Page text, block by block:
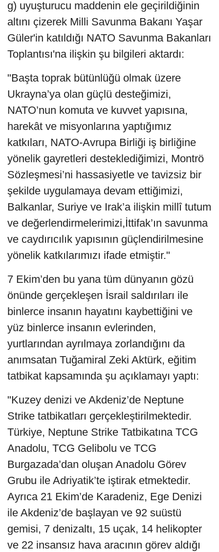
g) uyuşturucu maddenin ele geçirildiğinin
altını çizerek Milli Savunma Bakanı Yaşar
Güler'in katıldığı NATO Savunma Bakanları
Toplantısı'na ilişkin şu bilgileri aktardı:
"Başta toprak bütünlüğü olmak üzere
Ukrayna’ya olan güçlü desteğimizi,
NATO’nun komuta ve kuvvet yapısına,
harekât ve misyonlarına yaptığımız
katkıları, NATO-Avrupa Birliği iş birliğine
yönelik gayretleri desteklediğimizi, Montrö
Sözleşmesi’ni hassasiyetle ve tavizsiz bir
şekilde uygulamaya devam ettiğimizi,
Balkanlar, Suriye ve Irak’a ilişkin millî tutum
ve değerlendirmelerimizi,İttifak’ın savunma
ve caydırıcılık yapısının güçlendirilmesine
yönelik katkılarımızı ifade etmiştir."
7 Ekim’den bu yana tüm dünyanın gözü
önünde gerçekleşen İsrail saldırıları ile
binlerce insanın hayatını kaybettiğini ve
yüz binlerce insanın evlerinden,
yurtlarından ayrılmaya zorlandığını da
anımsatan Tuğamiral Zeki Aktürk, eğitim
tatbikat kapsamında şu açıklamayı yaptı:
"Kuzey denizi ve Akdeniz’de Neptune
Strike tatbikatları gerçekleştirilmektedir.
Türkiye, Neptune Strike Tatbikatına TCG
Anadolu, TCG Gelibolu ve TCG
Burgazada’dan oluşan Anadolu Görev
Grubu ile Adriyatik’te iştirak etmektedir.
Ayrıca 21 Ekim’de Karadeniz, Ege Denizi
ile Akdeniz’de başlayan ve 92 suüstü
gemisi, 7 denizaltı, 15 uçak, 14 helikopter
ve 22 insansız hava aracının görev aldığı